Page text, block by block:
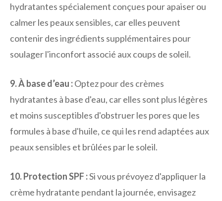
hydratantes spécialement conçues pour apaiser ou
calmer les peaux sensibles, car elles peuvent
contenir des ingrédients supplémentaires pour
soulager l'inconfort associé aux coups de soleil.
9. À base d’eau :Optez pour des crèmes
hydratantes à base d'eau, car elles sont plus légères
et moins susceptibles d'obstruer les pores que les
formules à base d'huile, ce qui les rend adaptées aux
peaux sensibles et brûlées par le soleil.
10. Protection SPF :Si vous prévoyez d'appliquer la
crème hydratante pendant la journée, envisagez